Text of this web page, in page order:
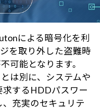
による暗号化を利
を取り外した盗難時
可能となります。
は別に、システムや
求するHDDパスワー
、充実のセキュリテ